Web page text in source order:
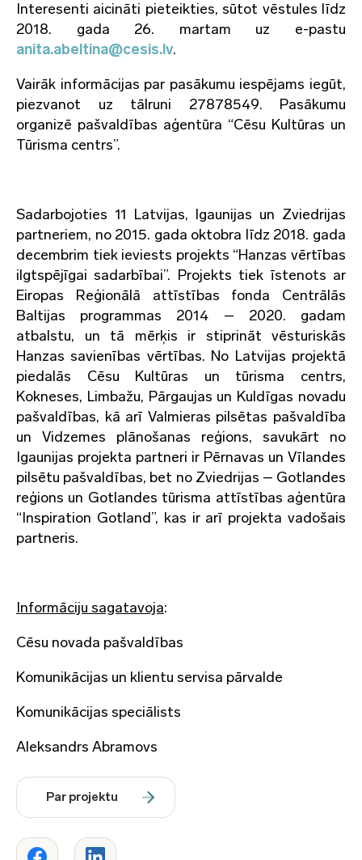
Interesenti aicināti pieteikties, sūtot vēstules līdz
2018. gada 26. martam uz e-pastu
anita.abeltina@cesis.lv.
Vairāk informācijas par pasākumu iespējams iegūt,
piezvanot uz tālruni 27878549. Pasākumu
organizē pašvaldības aģentūra “Cēsu Kultūras un
Tūrisma centrs”.
Sadarbojoties 11 Latvijas, Igaunijas un Zviedrijas
partneriem, no 2015. gada oktobra līdz 2018. gada
decembrim tiek ieviests projekts “Hanzas vērtības
ilgtspējīgai sadarbībai”. Projekts tiek īstenots ar
Eiropas Reģionālā attīstības fonda Centrālās
Baltijas programmas 2014 – 2020. gadam
atbalstu, un tā mērķis ir stiprināt vēsturiskās
Hanzas savienības vērtības. No Latvijas projektā
piedalās Cēsu Kultūras un tūrisma centrs,
Kokneses, Limbažu, Pārgaujas un Kuldīgas novadu
pašvaldības, kā arī Valmieras pilsētas pašvaldība
un Vidzemes plānošanas reģions, savukārt no
Igaunijas projekta partneri ir Pērnavas un Vīlandes
pilsētu pašvaldības, bet no Zviedrijas – Gotlandes
reģions un Gotlandes tūrisma attīstības aģentūra
“Inspiration Gotland”, kas ir arī projekta vadošais
partneris.
Informāciju sagatavoja:
Cēsu novada pašvaldības
Komunikācijas un klientu servisa pārvalde
Komunikācijas speciālists
Aleksandrs Abramovs
Par projektu